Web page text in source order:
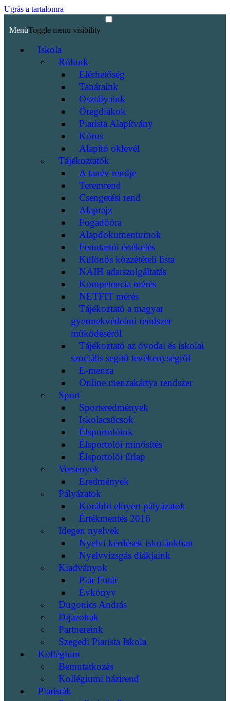
Ugrás a tartalomra
MenüToggle menu visibility
Iskola
Rólunk
Elérhetőség
Tanáraink
Osztályaink
Öregdiákok
Piarista Alapítvány
Kórus
Alapító oklevél
Tájékoztatók
A tanév rendje
Teremrend
Csengetési rend
Alaprajz
Fogadóóra
Alapdokumentumok
Fenntartói értékelés
Különös közzétételi lista
NAIH adatszolgáltatás
Kompetencia mérés
NETFIT mérés
Tájékoztató a magyar
gyermekvédelmi rendszer
működéséről
Tájékoztató az óvodai és iskolai
szociális segítő tevékenységről
E-menza
Online menzakártya rendszer
Sport
Sporteredmények
Iskolacsúcsok
Élsportolóink
Élsportolói minősítés
Élsportolói űrlap
Versenyek
Eredmények
Pályázatok
Korábbi elnyert pályázatok
Értékmentés 2016
Idegen nyelvek
Nyelvi kérdések iskolánkban
Nyelvvizsgás diákjaink
Kiadványok
Piár Futár
Évkönyv
Dugonics András
Díjazottak
Partnereink
Szegedi Piarista Iskola
Kollégium
Bemutatkozás
Kollégiumi házirend
Piaristák